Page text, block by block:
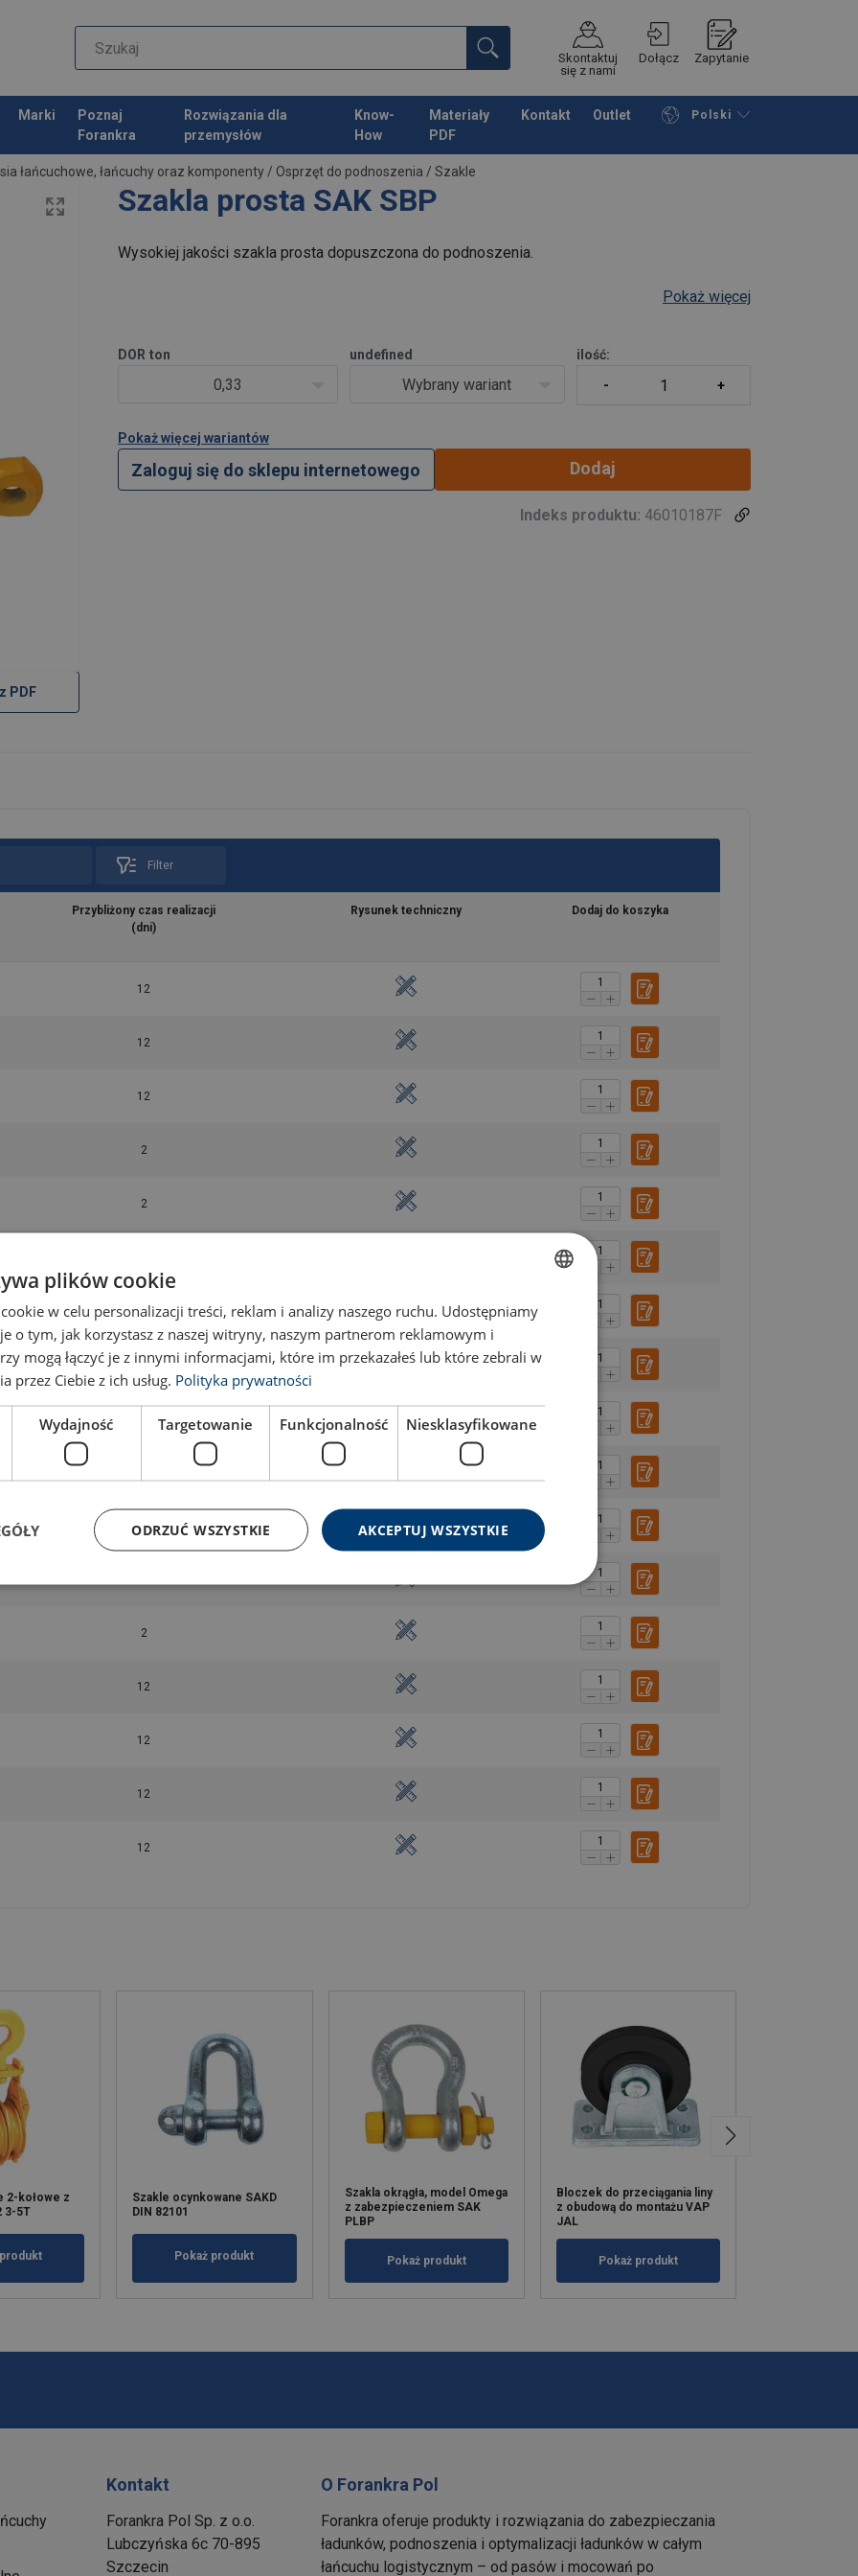
Skontaktuj
się z nami
Dołącz Zapytanie
Marki
Poznaj
Forankra
Rozwiązania dla
przemysłów
Know-
How
Materiały
PDF
Kontakt Outlet Polski
Przeglądaj katalog Podsumowanie
łańcuchowe, łańcuchy oraz komponenty / Osprzęt do podnoszenia / Szakle
Szakla prosta SAK SBP
PDF
Wysokiej jakości szakla prosta dopuszczona do podnoszenia.
Pokaż więcej
DOR ton
0,33
undefined
Wybrany wariant
ilość:
Pokaż więcej wariantów
Zaloguj się do sklepu internetowego Dodaj
Indeks produktu: 46010187F
Filter
Przybliżony czas realizacji
(dni)
Rysunek techniczny Dodaj do koszyka
12
12
12
2
2
2
2
2
2
12
12
12
12
2-kołowe z
3-5T
Szakle ocynkowane SAKD
DIN 82101
Pokaż produkt
Szakla okrągła, model Omega
z zabezpieczeniem SAK
PLBP
Pokaż produkt
Bloczek do przeciągania liny
z obudową do montażu VAP
JAL
Pokaż produkt
Kontakt
Forankra Pol Sp. z o.o.
Lubczyńska 6c 70-895
Szczecin
O Forankra Pol
Forankra oferuje produkty i rozwiązania do zabezpieczania
ładunków, podnoszenia i optymalizacji ładunków w całym
łańcuchu logistycznym – od pasów i mocowań po
POLISH
ENGLISH TRANSLATION
plików cookie
w celu personalizacji treści, reklam i analizy naszego ruchu. Udostępniamy
o tym, jak korzystasz z naszej witryny, naszym partnerom reklamowym i
mogą łączyć je z innymi informacjami, które im przekazałeś lub które zebrali w
przez Ciebie z ich usług. Polityka prywatności
Wydajność Targetowanie Funkcjonalność Niesklasyfikowane
AKCEPTUJ WSZYSTKIE
ODRZUĆ WSZYSTKIE